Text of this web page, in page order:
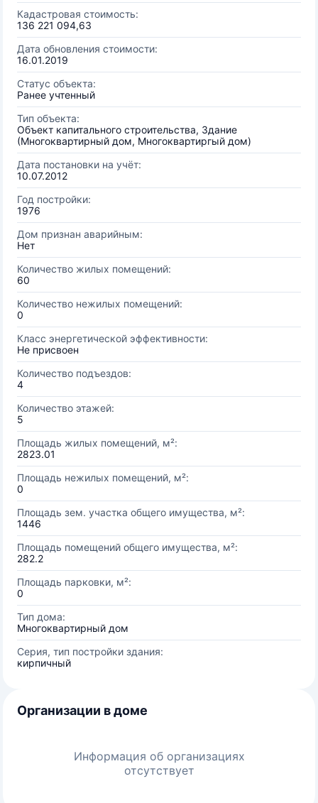
Кадастровая стоимость:
136 221 094,63
Дата обновления стоимости:
16.01.2019
Статус объекта:
Ранее учтенный
Тип объекта:
Объект капитального строительства, Здание
(Многоквартирный дом, Многоквартиргый дом)
Дата постановки на учёт:
10.07.2012
Год постройки:
1976
Дом признан аварийным:
Нет
Количество жилых помещений:
60
Количество нежилых помещений:
0
Класс энергетической эффективности:
Не присвоен
Количество подъездов:
4
Количество этажей:
5
Площадь жилых помещений, м²:
2823.01
Площадь нежилых помещений, м²:
0
Площадь зем. участка общего имущества, м²:
1446
Площадь помещений общего имущества, м²:
282.2
Площадь парковки, м²:
0
Тип дома:
Многоквартирный дом
Серия, тип постройки здания:
кирпичный
Организации в доме
Информация об организациях
отсутствует